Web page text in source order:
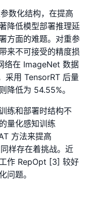
数化结构，在提高
降低模型部署推理延
方面的难题。对重参
来不可接受的精度损
络在 ImageNet 数据
采用 TensorRT 后量
降低为 54.55%。
练和部署时结构不
量化感知训练
方法来提高
样存在着挑战。近
作 RepOpt [3] 较好
问题。